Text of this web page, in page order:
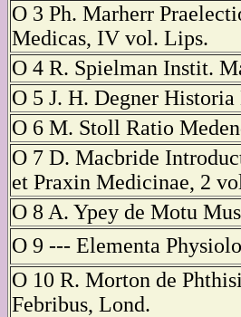
O 3 Ph. Marherr
Medicas, IV vol. Lips.
O 4 R. Spielman Instit.
O 5 J. H. Degner
O 6 M. Stoll Ratio
O 7 D. Macbride
et Praxin Medicinae, 2
O 8 A. Ypey de Motu
O 9 --- Elementa
O 10 R. Morton de
Febribus, Lond.